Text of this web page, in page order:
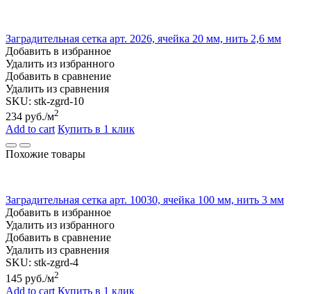
Заградительная сетка арт. 2026, ячейка 20 мм, нить 2,6 мм
Добавить в избранное
Удалить из избранного
Добавить в сравнение
Удалить из сравнения
SKU: stk-zgrd-10
234 руб./м2
Add to cart Купить в 1 клик
Похожие товары
Заградительная сетка арт. 10030, ячейка 100 мм, нить 3 мм
Добавить в избранное
Удалить из избранного
Добавить в сравнение
Удалить из сравнения
SKU: stk-zgrd-4
145 руб./м2
Add to cart Купить в 1 клик